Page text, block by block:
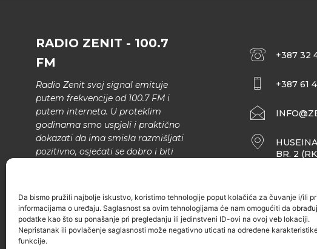
Da bismo pružili najbolje iskustvo, koristimo tehnologije poput kolačića za čuvanje i/ili
informacijama o uređaju. Saglasnost sa ovim tehnologijama će nam omogućiti da
podatke kao što su ponašanje pri pregledanju ili jedinstveni ID-ovi na ovoj veb lokaciji.
Nepristanak ili povlačenje saglasnosti može negativno uticati na određene
funkcije.
RADIO ZENIT - 100.7
FM
Radio Zenit svoj signal emituje
putem frekvencije od 100.7 FM i
putem interneta. U proteklim
godinama smo uspjeli i praktično
dokazati da ima smisla razmišljati
pozitivno, osjećati se dobro i biti
narodne muzike..
+387 32
+387 61
BR. 2